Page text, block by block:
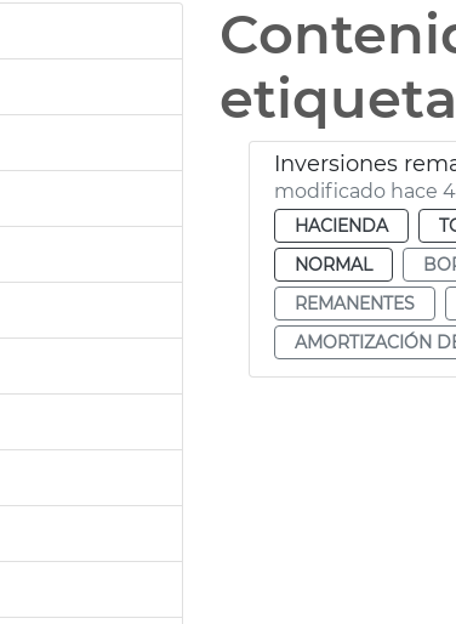
etiqueta
Inversiones
modificado hace
HACIENDA
NORMAL
REMANENTES
AMORTIZACIÓN